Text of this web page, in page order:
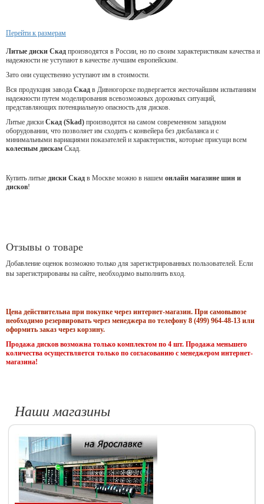
Перейти к размерам
Литые диски Скад производятся в России, но по своим характеристикам качества и
надежности не уступают в качестве лучшим европейским.
Зато они существенно уступают им в стоимости.
Вся продукция завода Скад в Дивногорске подвергается жесточайшим испытаниям
надежности путем моделирования всевозможных дорожных ситуаций,
представляющих потенциальную опасность для дисков.
Литые диски Скад (Skad) производятся на самом современном западном
оборудовании, что позволяет им сходить с конвейера без дисбаланса и с
минимальными вариациями показателей и характеристик, которые присущи всем
колесным дискам Скад.
Купить литые диски Скад в Москве можно в нашем онлайн магазине шин и
дисков!
Отзывы о товаре
Добавление оценок возможно только для зарегистрированных пользователей. Если
вы зарегистрированы на сайте, необходимо выполнить вход.
Цена действительна при покупке через интернет-магазин. При самовывозе
необходимо резервировать через менеджера по телефону 8 (499) 964-48-13 или
оформить заказ через корзину.
Продажа дисков возможна только комплектом по 4 шт. Продажа меньшего
количества осуществляется только по согласованию с менеджером интернет-
магазина!
Наши магазины